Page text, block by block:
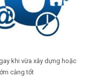
khi vừa xây dựng hoặc
càng tốt